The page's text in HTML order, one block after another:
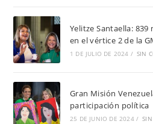
Yelitze Santaella:
en el vértice 2 de la
1 DE JULIO DE 2024 / SIN
Gran Misión
participación política
25 DE JUNIO DE 2024 /